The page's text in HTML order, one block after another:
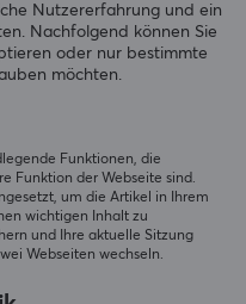
Skullcandy
Crusher 540 Active
Over-Ear Kabelloses
Headset - Soft White
189 €
Nutzererfahrung und ein
Nachfolgend können Sie
oder nur bestimmte
möchten.
Funktionen, die
Funktion der Webseite sind.
um die Artikel in Ihrem
wichtigen Inhalt zu
und Ihre aktuelle Sitzung
Webseiten wechseln.